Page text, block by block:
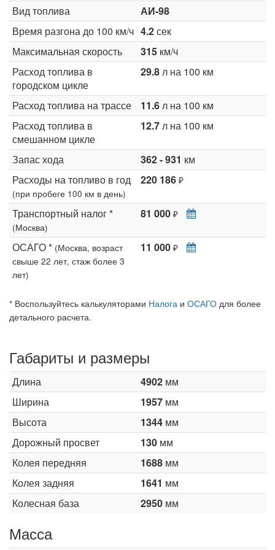
Вид топлива
АИ-98
Время разгона до 100 км/ч 4.2сек
Максимальная скорость
315 км/ч
Расход топлива в
городском цикле
29.8л на 100 км
Расход топлива на трассе 11.6л на 100 км
Расход топлива в
смешанном цикле
12.7л на 100 км
Запас хода 362 - 931 км
Расходы на топливо в год
(при пробеге 100 км в день)
220 186 ₽
Транспортный налог *
(Москва)
81 000 ₽
ОСАГО * (Москва, возраст
свыше 22 лет, стаж более 3
лет)
11 000 ₽
* Воспользуйтесь калькуляторами Налога и ОСАГО для более
детального расчета.
Габариты и размеры
Длина 4902 мм
Ширина
1957 мм
Высота
1344 мм
Дорожный просвет
130 мм
Колея передняя
1688 мм
Колея задняя
1641 мм
Колесная база
2950 мм
Масса